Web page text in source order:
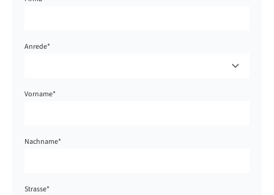
Anrede*
Vorname*
Nachname*
Strasse*